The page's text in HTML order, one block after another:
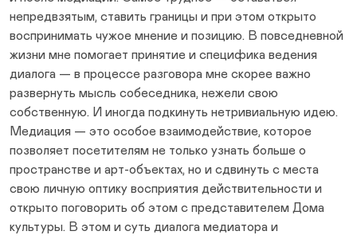
непредвзятым, ставить границы и при этом открыто
воспринимать чужое мнение и позицию. В повседневной
жизни мне помогает принятие и специфика ведения
диалога — в процессе разговора мне скорее важно
развернуть мысль собеседника, нежели свою
собственную. И иногда подкинуть нетривиальную идею.
Медиация — это особое взаимодействие, которое
позволяет посетителям не только узнать больше о
пространстве и арт-объектах, но и сдвинуть с места
свою личную оптику восприятия действительности и
открыто поговорить об этом с представителем Дома
культуры. В этом и суть диалога медиатора и